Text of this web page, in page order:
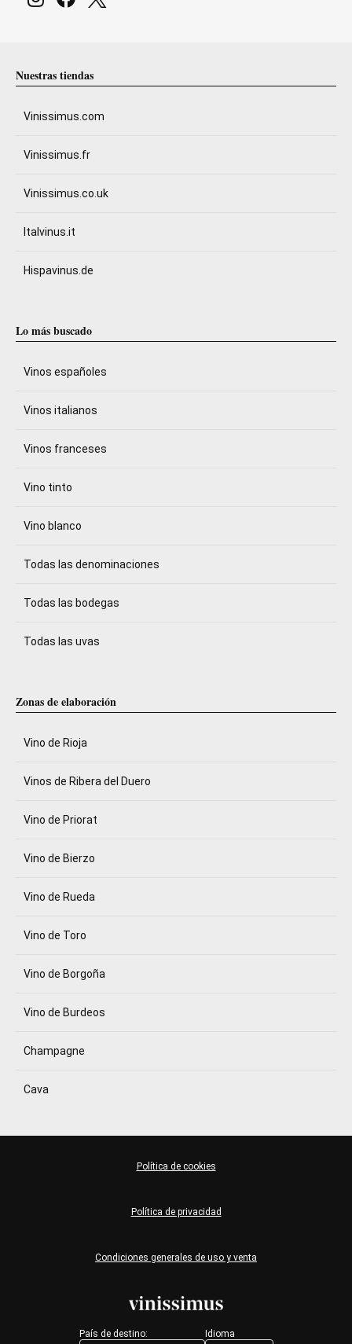
Nuestras tiendas
Vinissimus.com
Vinissimus.fr
Vinissimus.co.uk
Italvinus.it
Hispavinus.de
Lo más buscado
Vinos españoles
Vinos italianos
Vinos franceses
Vino tinto
Vino blanco
Todas las denominaciones
Todas las bodegas
Todas las uvas
Zonas de elaboración
Vino de Rioja
Vinos de Ribera del Duero
Vino de Priorat
Vino de Bierzo
Vino de Rueda
Vino de Toro
Vino de Borgoña
Vino de Burdeos
Champagne
Cava
País de destino: Idioma
Condiciones generales de uso y venta
Política de privacidad
Política de cookies